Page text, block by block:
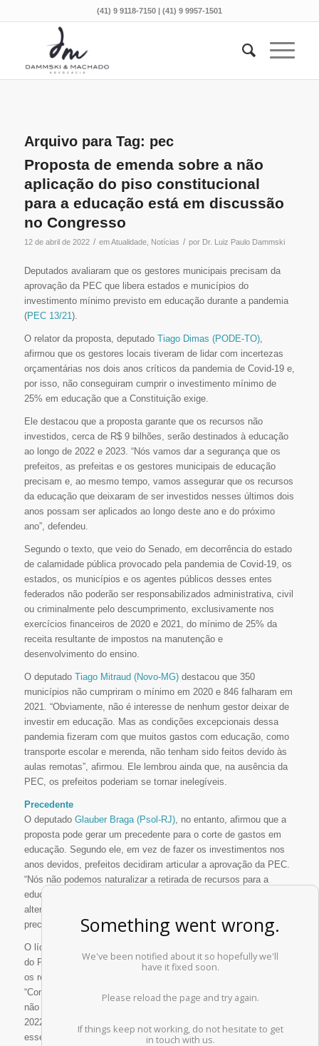
(41) 9 9118-7150 | (41) 9 9957-1501
Arquivo para Tag: pec
Proposta de emenda sobre a não
aplicação do piso constitucional
para a educação está em discussão
no Congresso
12 de abril de 2022 / emAtualidade, Notícias / por Dr. Luiz Paulo Dammski
Deputados avaliaram que os gestores municipais precisam da
aprovação da PEC que libera estados e municípios do
investimento mínimo previsto em educação durante a pandemia
(PEC 13/21).
O relator da proposta, deputado Tiago Dimas (PODE-TO),
afirmou que os gestores locais tiveram de lidar com incertezas
orçamentárias nos dois anos críticos da pandemia de Covid-19 e,
por isso, não conseguiram cumprir o investimento mínimo de
25% em educação que a Constituição exige.
Ele destacou que a proposta garante que os recursos não
investidos, cerca de R$ 9 bilhões, serão destinados à educação
ao longo de 2022 e 2023. “Nós vamos dar a segurança que os
prefeitos, as prefeitas e os gestores municipais de educação
precisam e, ao mesmo tempo, vamos assegurar que os recursos
da educação que deixaram de ser investidos nesses últimos dois
anos possam ser aplicados ao longo deste ano e do próximo
ano”, defendeu.
Segundo o texto, que veio do Senado, em decorrência do estado
de calamidade pública provocado pela pandemia de Covid-19, os
estados, os municípios e os agentes públicos desses entes
federados não poderão ser responsabilizados administrativa, civil
ou criminalmente pelo descumprimento, exclusivamente nos
exercícios financeiros de 2020 e 2021, do mínimo de 25% da
receita resultante de impostos na manutenção e
desenvolvimento do ensino.
O deputado Tiago Mitraud (Novo-MG)destacou que 350
municípios não cumpriram o mínimo em 2020 e 846 falharam em
2021. “Obviamente, não é interesse de nenhum gestor deixar de
investir em educação. Mas as condições excepcionais dessa
pandemia fizeram com que muitos gastos com educação, como
transporte escolar e merenda, não tenham sido feitos devido às
aulas remotas”, afirmou. Ele lembrou ainda que, na ausência da
PEC, os prefeitos poderiam se tornar inelegíveis.
Precedente
O deputado Glauber Braga (Psol-RJ), no entanto, afirmou que a
proposta pode gerar um precedente para o corte de gastos em
educação. Segundo ele, em vez de fazer os investimentos nos
anos devidos, prefeitos decidiram articular a aprovação da PEC.
“Nós não podemos naturalizar a retirada de recursos para a
educação pública brasileira, ainda mais se tratando de uma
alteração de natureza constitucional, que passa a ser mais um
precedente perigosíssimo”, disse.
O líder do PT,
do Psol. Segundo ele, não haverá precedente para cortes porque
os recursos serão reinvestidos em 2022 e 2023.
“Compreendemos que, de fato, nós vamos colocar os recursos
não aplicados no ano de 2020 e 2021 no exercício do ano de
2022 e 2023. É fundamental que a educação receba de volta
esses recursos para organizarmos um amplo programa de